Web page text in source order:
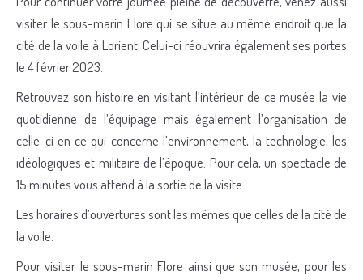
visiter le sous-marin Flore qui se situe au même endroit que la
cité de la voile à Lorient. Celui-ci réouvrira également ses portes
le 4 février 2023.
Retrouvez son histoire en visitant l’intérieur de ce musée la vie
quotidienne de l’équipage mais également l’organisation de
celle-ci en ce qui concerne l’environnement, la technologie, les
idéologiques et militaire de l’époque. Pour cela, un spectacle de
15 minutes vous attend à la sortie de la visite.
Les horaires d’ouvertures sont les mêmes que celles de la cité de
la voile.
Pour visiter le sous-marin Flore ainsi que son musée, pour les